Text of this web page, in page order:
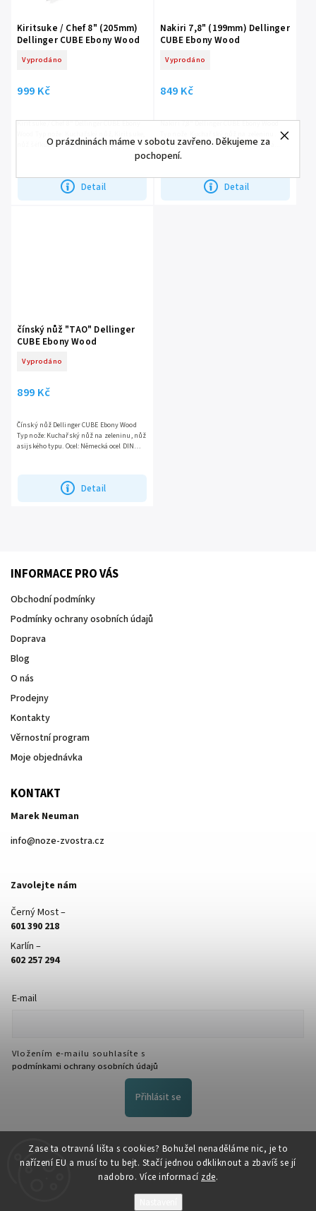
Zase ta otravná lišta s cookies? Bohužel nenaděláme nic, je to
nařízení EU a musí to tu bejt. Stačí jednou odkliknout a zbavíš se jí
nadobro. Více informací zde.
O prázdninách máme v sobotu zavřeno. Děkujeme za
pochopení.
Kiritsuke / Chef 8" (205mm)
Dellinger CUBE Ebony Wood
Vyprodáno
999 Kč
Detail
Kiritsuke / Chef 8" Dellinger CUBE Ebony
nůž šéfkuchaře. Ocel: Německá ocel DIN
Nakiri 7,8" (199mm) Dellinger
CUBE Ebony Wood
Vyprodáno
849 Kč
Detail
Nakiri 7,8" Dellinger CUBE Ebony Wood
Ocel: Německá ocel DIN 1.4116, známá
svou odolností a dlouhotrvající ostrostí.
čínský nůž "TAO" Dellinger
CUBE Ebony Wood
Vyprodáno
899 Kč
Detail
Čínský nůž Dellinger CUBE Ebony Wood
Typ nože: Kuchařský nůž na zeleninu, nůž
asijského typu. Ocel: Německá ocel DIN
INFORMACE PRO VÁS
Obchodní podmínky
Podmínky ochrany osobních údajů
Doprava
Blog
O nás
Prodejny
Kontakty
Věrnostní program
Moje objednávka
KONTAKT
Marek Neuman
info@noze-zvostra.cz
Zavolejte nám
Černý Most –
601 390 218
Karlín –
602 257 294
E-mail
Vložením e-mailu souhlasíte s
podmínkami ochrany osobních údajů
Přihlásit se
FACEBOOK